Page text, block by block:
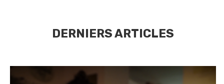
DERNIERS ARTICLES